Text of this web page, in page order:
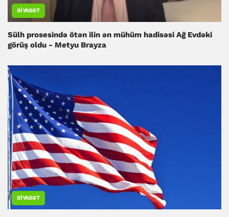
SIYASƏT
Sülh prosesində ötən ilin ən mühüm hadisəsi Ağ Evdəki
görüş oldu - Metyu Brayza
SIYASƏT